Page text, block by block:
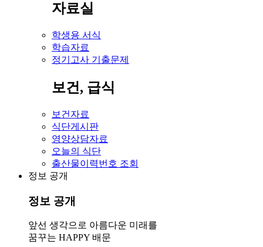
자료실
학생용 서식
학습자료
정기고사 기출문제
보건, 급식
보건자료
식단게시판
영양상담자료
오늘의 식단
출산물이력번호 조회
정보 공개
정보 공개
앞선 생각으로 아름다운 미래를
꿈꾸는 HAPPY 배문